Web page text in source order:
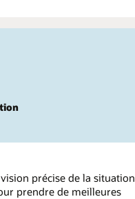
précise de la situation
prendre de meilleures